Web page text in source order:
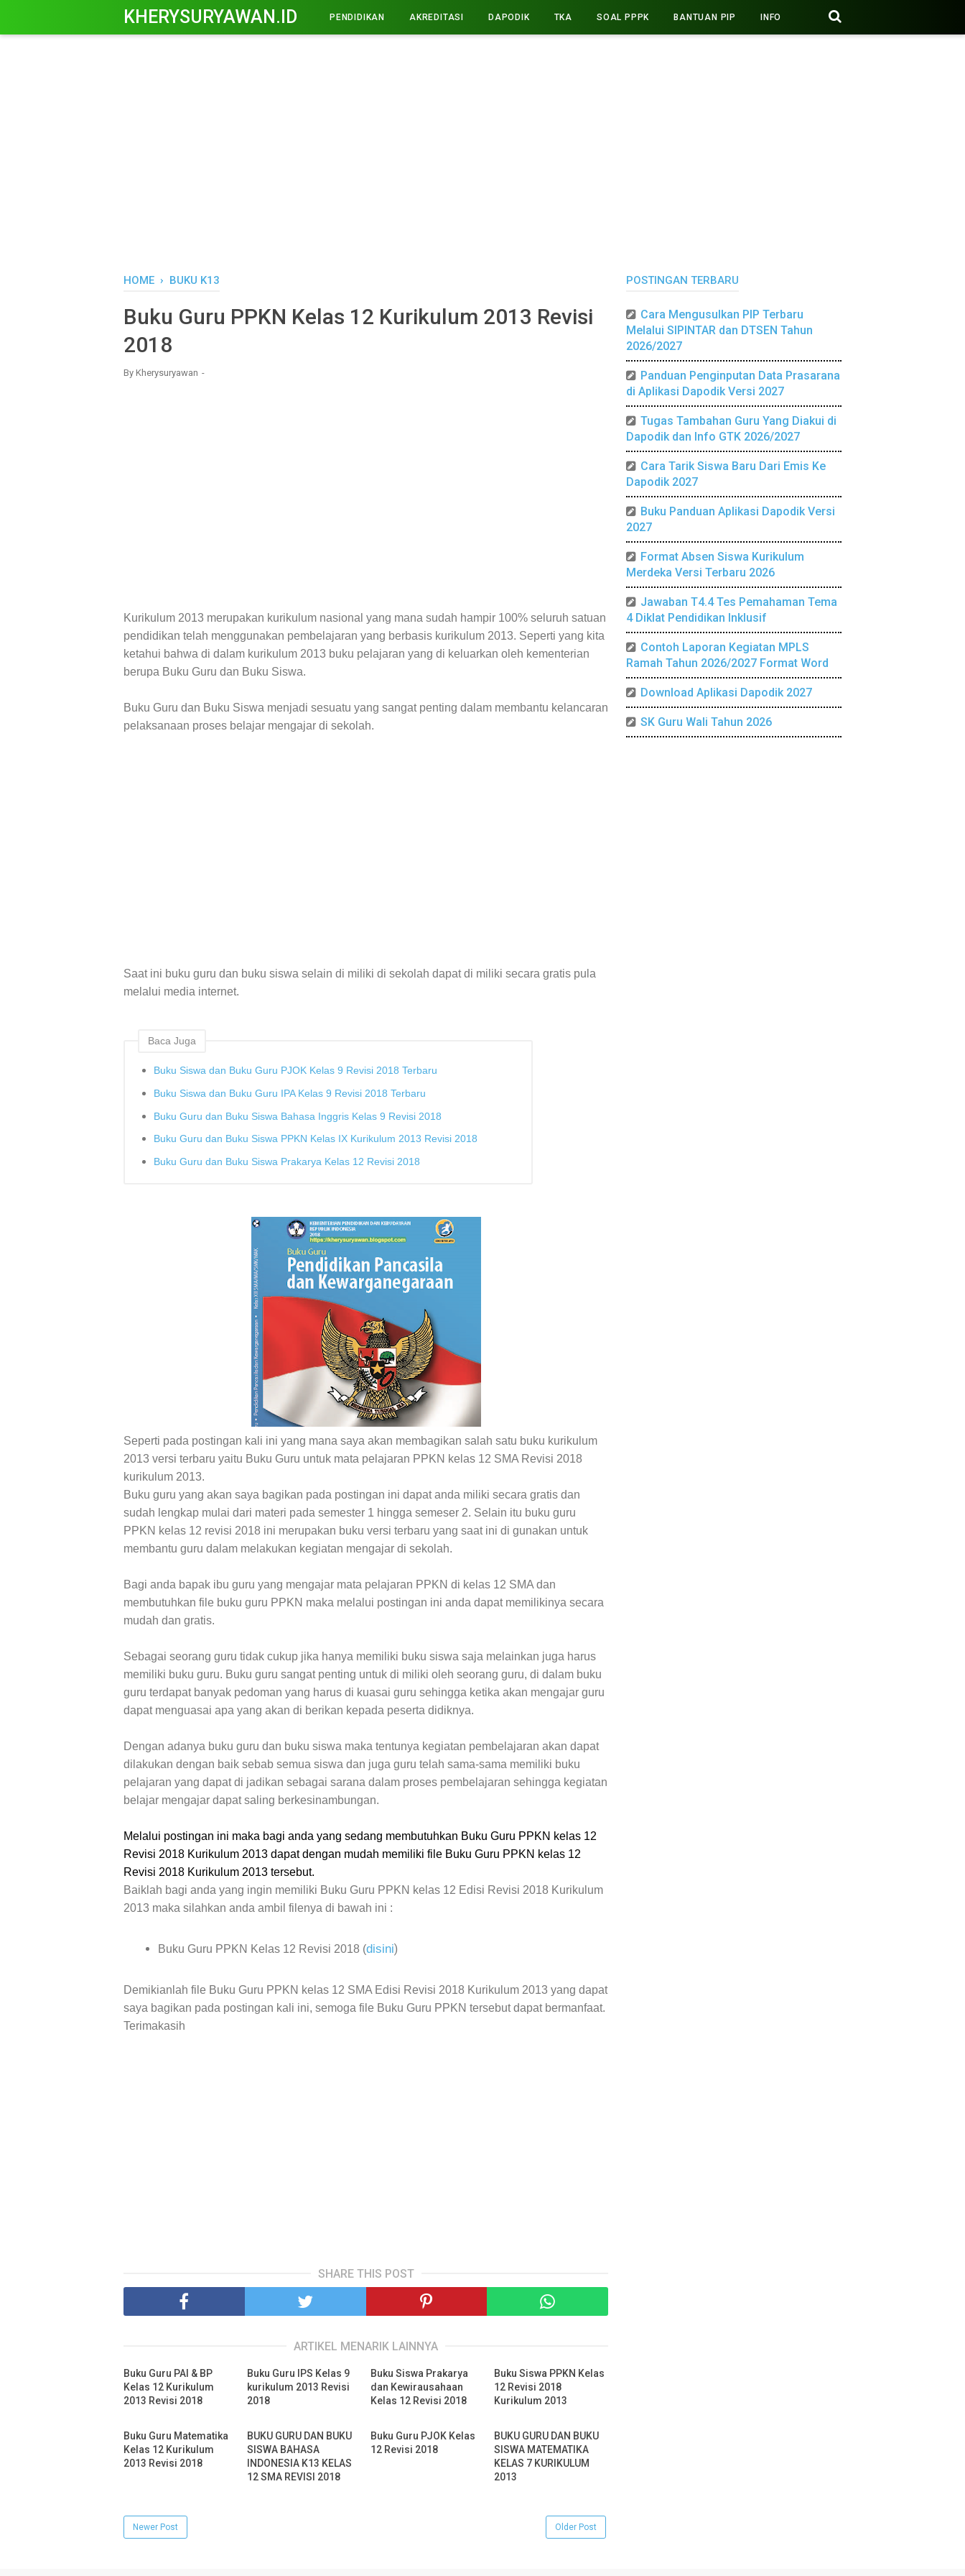
KHERYSURYAWAN.ID PENDIDIKAN AKREDITASI DAPODIK TKA SOAL PPPK BANTUAN PIP INFO
HOME › BUKU K13
Buku Guru PPKN Kelas 12 Kurikulum 2013 Revisi
2018
By Kherysuryawan
Kurikulum 2013 merupakan kurikulum nasional yang mana sudah hampir 100% seluruh satuan
pendidikan telah menggunakan pembelajaran yang berbasis kurikulum 2013. Seperti yang kita
ketahui bahwa di dalam kurikulum 2013 buku pelajaran yang di keluarkan oleh kementerian
berupa Buku Guru dan Buku Siswa.
Buku Guru dan Buku Siswa menjadi sesuatu yang sangat penting dalam membantu kelancaran
pelaksanaan proses belajar mengajar di sekolah.
Saat ini buku guru dan buku siswa selain di miliki di sekolah dapat di miliki secara gratis pula
melalui media internet.
Baca Juga
Buku Siswa dan Buku Guru PJOK Kelas 9 Revisi 2018 Terbaru
Buku Siswa dan Buku Guru IPA Kelas 9 Revisi 2018 Terbaru
Buku Guru dan Buku Siswa Bahasa Inggris Kelas 9 Revisi 2018
Buku Guru dan Buku Siswa PPKN Kelas IX Kurikulum 2013 Revisi 2018
Buku Guru dan Buku Siswa Prakarya Kelas 12 Revisi 2018
Seperti pada postingan kali ini yang mana saya akan membagikan salah satu buku kurikulum
2013 versi terbaru yaitu Buku Guru untuk mata pelajaran PPKN kelas 12 SMA Revisi 2018
kurikulum 2013.
Buku guru yang akan saya bagikan pada postingan ini dapat anda miliki secara gratis dan
sudah lengkap mulai dari materi pada semester 1 hingga semeser 2. Selain itu buku guru
PPKN kelas 12 revisi 2018 ini merupakan buku versi terbaru yang saat ini di gunakan untuk
membantu guru dalam melakukan kegiatan mengajar di sekolah.
Bagi anda bapak ibu guru yang mengajar mata pelajaran PPKN di kelas 12 SMA dan
membutuhkan file buku guru PPKN maka melalui postingan ini anda dapat memilikinya secara
mudah dan gratis.
Sebagai seorang guru tidak cukup jika hanya memiliki buku siswa saja melainkan juga harus
memiliki buku guru. Buku guru sangat penting untuk di miliki oleh seorang guru, di dalam buku
guru terdapat banyak pedoman yang harus di kuasai guru sehingga ketika akan mengajar guru
dapat menguasai apa yang akan di berikan kepada peserta didiknya.
Dengan adanya buku guru dan buku siswa maka tentunya kegiatan pembelajaran akan dapat
dilakukan dengan baik sebab semua siswa dan juga guru telah sama-sama memiliki buku
pelajaran yang dapat di jadikan sebagai sarana dalam proses pembelajaran sehingga kegiatan
belajar mengajar dapat saling berkesinambungan.
Melalui postingan ini maka bagi anda yang sedang membutuhkan Buku Guru PPKN kelas 12
Revisi 2018 Kurikulum 2013 dapat dengan mudah memiliki file Buku Guru PPKN kelas 12
Revisi 2018 Kurikulum 2013 tersebut.
Baiklah bagi anda yang ingin memiliki Buku Guru PPKN kelas 12 Edisi Revisi 2018 Kurikulum
2013 maka silahkan anda ambil filenya di bawah ini :
Buku Guru PPKN Kelas 12 Revisi 2018 (disini)
Demikianlah file Buku Guru PPKN kelas 12 SMA Edisi Revisi 2018 Kurikulum 2013 yang dapat
saya bagikan pada postingan kali ini, semoga file Buku Guru PPKN tersebut dapat bermanfaat.
Terimakasih
SHARE THIS POST
ARTIKEL MENARIK LAINNYA
Buku Guru PAI & BP
Kelas 12 Kurikulum
2013 Revisi 2018
Buku Guru IPS Kelas 9
kurikulum 2013 Revisi
2018
Buku Siswa Prakarya
dan Kewirausahaan
Kelas 12 Revisi 2018
Buku Siswa PPKN Kelas
12 Revisi 2018
Kurikulum 2013
Buku Guru Matematika
Kelas 12 Kurikulum
2013 Revisi 2018
BUKU GURU DAN BUKU
SISWA BAHASA
INDONESIA K13 KELAS
12 SMA REVISI 2018
Buku Guru PJOK Kelas
12 Revisi 2018
BUKU GURU DAN BUKU
SISWA MATEMATIKA
KELAS 7 KURIKULUM
2013
Newer Post Older Post
POSTINGAN TERBARU
Cara Mengusulkan PIP Terbaru
Melalui SIPINTAR dan DTSEN Tahun
2026/2027
Panduan Penginputan Data Prasarana
di Aplikasi Dapodik Versi 2027
Tugas Tambahan Guru Yang Diakui di
Dapodik dan Info GTK 2026/2027
Cara Tarik Siswa Baru Dari Emis Ke
Dapodik 2027
Buku Panduan Aplikasi Dapodik Versi
2027
Format Absen Siswa Kurikulum
Merdeka Versi Terbaru 2026
Jawaban T4.4 Tes Pemahaman Tema
4 Diklat Pendidikan Inklusif
Contoh Laporan Kegiatan MPLS
Ramah Tahun 2026/2027 Format Word
Download Aplikasi Dapodik 2027
SK Guru Wali Tahun 2026